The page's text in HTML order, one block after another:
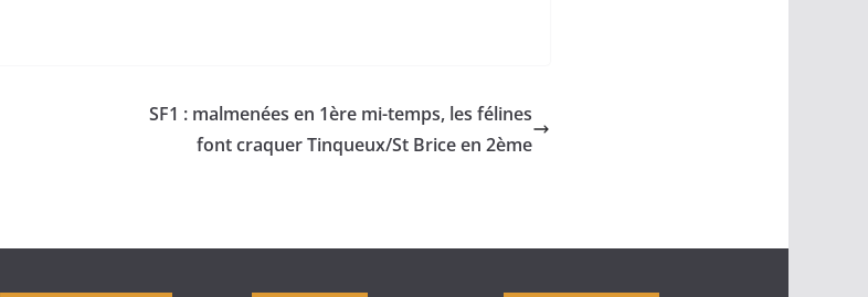
SF1 : malmenées en 1ère mi-temps, les félines
font craquer Tinqueux/St Brice en 2ème